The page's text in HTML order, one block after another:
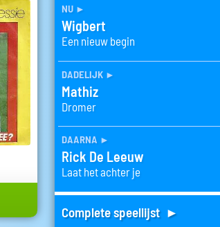
nu ►
Wigbert
Een nieuw begin
dadelijk ►
Mathiz
Dromer
daarna ►
Rick De Leeuw
Laat het achter je
Complete speellijst ►